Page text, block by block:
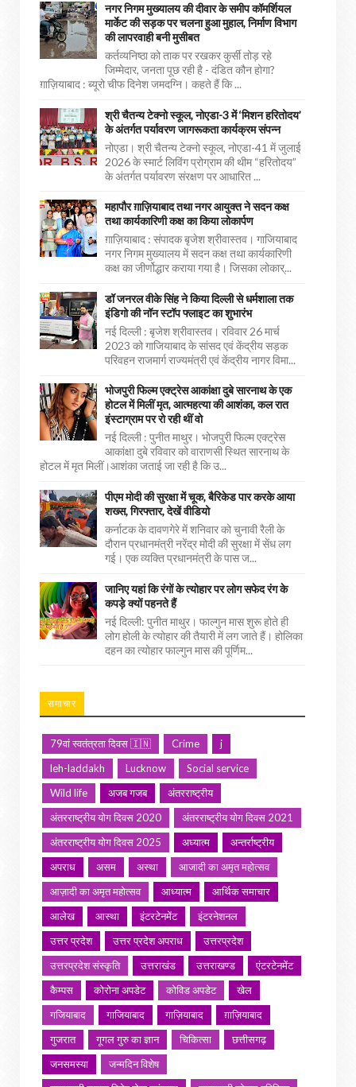
नगर निगम मुख्यालय की दीवार के समीप कॉमर्शियल
मार्केट की सड़क पर चलना हुआ मुहाल, निर्माण विभाग
की लापरवाही बनी मुसीबत
कर्तव्यनिष्ठा को ताक पर रखकर कुर्सी तोड़ रहे
जिम्मेदार, जनता पूछ रही है - दंडित कौन होगा?
ग़ाज़ियाबाद : ब्यूरो चीफ दिनेश जमदग्नि। कहते हैं कि ...
श्री चैतन्य टेक्नो स्कूल, नोएडा-3 में ‘मिशन हरितोदय’
के अंतर्गत पर्यावरण जागरूकता कार्यक्रम संपन्न
नोएडा। श्री चैतन्य टेक्नो स्कूल, नोएडा-41 में जुलाई
2026 के स्मार्ट लिविंग प्रोग्राम की थीम “हरितोदय”
के अंतर्गत पर्यावरण संरक्षण पर आधारित ...
महापौर ग़ाज़ियाबाद तथा नगर आयुक्त ने सदन कक्ष
तथा कार्यकारिणी कक्ष का किया लोकार्पण
ग़ाज़ियाबाद : संपादक बृजेश श्रीवास्तव। गाजियाबाद
नगर निगम मुख्यालय में सदन कक्ष तथा कार्यकारिणी
कक्ष का जीर्णोद्धार कराया गया है। जिसका लोकार्...
डॉ जनरल वीके सिंह ने किया दिल्ली से धर्मशाला तक
इंडिगो की नॉन स्टॉप फ्लाइट का शुभारंभ
नई दिल्ली : बृजेश श्रीवास्तव। रविवार 26 मार्च
2023 को गाजियाबाद के सांसद एवं केंद्रीय सड़क
परिवहन राजमार्ग राज्यमंत्री एवं केंद्रीय नागर विमा...
भोजपुरी फिल्म एक्ट्रेस आकांक्षा दुबे सारनाथ के एक
होटल में मिलीं मृत, आत्महत्या की आशंका, कल रात
इंस्टाग्राम पर रो रही थीं वो
नई दिल्ली : पुनीत माथुर। भोजपुरी फिल्म एक्ट्रेस
आकांक्षा दुबे रविवार को वाराणसी स्थित सारनाथ के
होटल में मृत मिलीं।आशंका जताई जा रही है कि उ...
पीएम मोदी की सुरक्षा में चूक, बैरिकेड पार करके आया
शख्स, गिरफ्तार, देखें वीडियो
कर्नाटक के दावणगेरे में शनिवार को चुनावी रैली के
दौरान प्रधानमंत्री नरेंद्र मोदी की सुरक्षा में सेंध लग
गई। एक व्यक्ति प्रधानमंत्री के पास ज...
जानिए यहां कि रंगों के त्योहार पर लोग सफेद रंग के
कपड़े क्यों पहनते हैं
नई दिल्ली: पुनीत माथुर। फाल्गुन मास शुरू होते ही
लोग होली के त्योहार की तैयारी में लग जाते हैं। होलिका
दहन का त्योहार फाल्गुन मास की पूर्णिम...
समाचार
79वां स्वतंत्रता दिवस 🇮🇳 Crime
j
leh-laddakh
Lucknow
Social service
Wild life
अजब गजब
अंतरराष्ट्रीय
अंतरराष्ट्रीय योग दिवस 2020
अंतरराष्ट्रीय योग दिवस 2021
अंतरराष्ट्रीय योग दिवस 2025
अध्यात्म
अन्तर्राष्ट्रीय
अपराध
असम अस्था
आजादी का अमृत महोत्सव
आज़ादी का अमृत महोत्सव
आध्यात्म
आर्थिक समाचार
आलेख
आस्था इंटरटेनमेंट
इंटरनेशनल
उत्तर प्रदेश
उत्तर प्रदेश अपराध
उत्तरप्रदेश
उत्तरप्रदेश संस्कृति
उत्तराखंड उत्तराखण्ड
एंटरटेनमेंट
कैम्पस
कोरोना अपडेट कोविड अपडेट
खेल
गजियाबाद
गाजियाबाद गाज़ियाबाद
ग़ाज़ियाबाद
गुजरात
गूगल गुरु का ज्ञान चिकित्सा
छत्तीसगढ़
जनसमस्या
जन्मदिन विशेष